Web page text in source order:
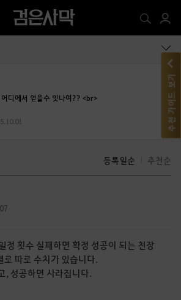
디에서 얻을수 잇나여?? <br>
등록일순 추천순
정 횟수 실패하면 확정 성공이 되는 천장
따로 수치가 있습니다.
, 성공하면 사라집니다.
추천 가이드 보기